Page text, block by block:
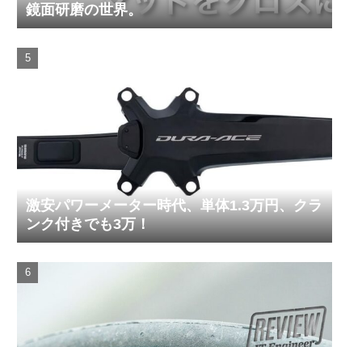
鏡面研磨の世界。
激安パワーメーター時代、単体1.3万円、クラ
ンク付きでも3万！